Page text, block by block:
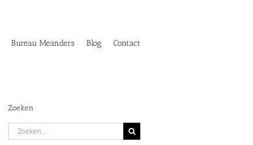
Bureau Meanders Blog Contact
Zoeken
Zoeken
naar: